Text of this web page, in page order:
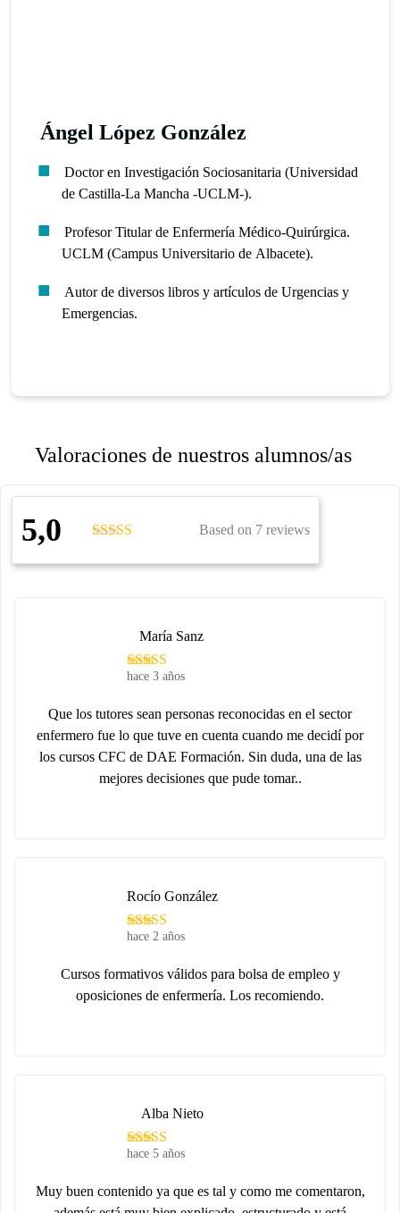
Ángel López González
Doctor en Investigación Sociosanitaria (Universidad
de Castilla-La Mancha -UCLM-).
Profesor Titular de Enfermería Médico-Quirúrgica.
UCLM (Campus Universitario de Albacete).
Autor de diversos libros y artículos de Urgencias y
Emergencias.
Valoraciones de nuestros alumnos/as
5,0 Based on 7 reviews
hace 3 años
María Sanz
Que los tutores sean personas reconocidas en el sector
enfermero fue lo que tuve en cuenta cuando me decidí por
los cursos CFC de DAE Formación. Sin duda, una de las
mejores decisiones que pude tomar..
hace 2 años
Rocío González
Cursos formativos válidos para bolsa de empleo y
oposiciones de enfermería. Los recomiendo.
hace 5 años
Alba Nieto
Muy buen contenido ya que es tal y como me comentaron,